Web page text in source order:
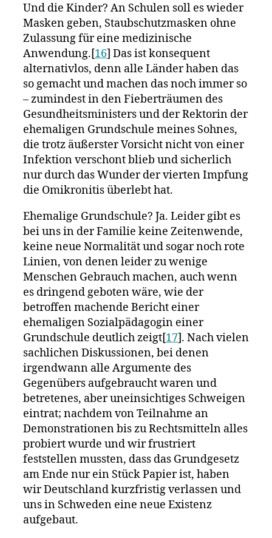
Und die Kinder? An Schulen soll es wieder
Masken geben, Staubschutzmasken ohne
Zulassung für eine medizinische
Anwendung.[16] Das ist konsequent
alternativlos, denn alle Länder haben das
so gemacht und machen das noch immer so
– zumindest in den Fieberträumen des
Gesundheitsministers und der Rektorin der
ehemaligen Grundschule meines Sohnes,
die trotz äußerster Vorsicht nicht von einer
Infektion verschont blieb und sicherlich
nur durch das Wunder der vierten Impfung
die Omikronitis überlebt hat.
Ehemalige Grundschule? Ja. Leider gibt es
bei uns in der Familie keine Zeitenwende,
keine neue Normalität und sogar noch rote
Linien, von denen leider zu wenige
Menschen Gebrauch machen, auch wenn
es dringend geboten wäre, wie der
betroffen machende Bericht einer
ehemaligen Sozialpädagogin einer
Grundschule deutlich zeigt[17]. Nach vielen
sachlichen Diskussionen, bei denen
irgendwann alle Argumente des
Gegenübers aufgebraucht waren und
betretenes, aber uneinsichtiges Schweigen
eintrat; nachdem von Teilnahme an
Demonstrationen bis zu Rechtsmitteln alles
probiert wurde und wir frustriert
feststellen mussten, dass das Grundgesetz
am Ende nur ein Stück Papier ist, haben
wir Deutschland kurzfristig verlassen und
uns in Schweden eine neue Existenz
aufgebaut.